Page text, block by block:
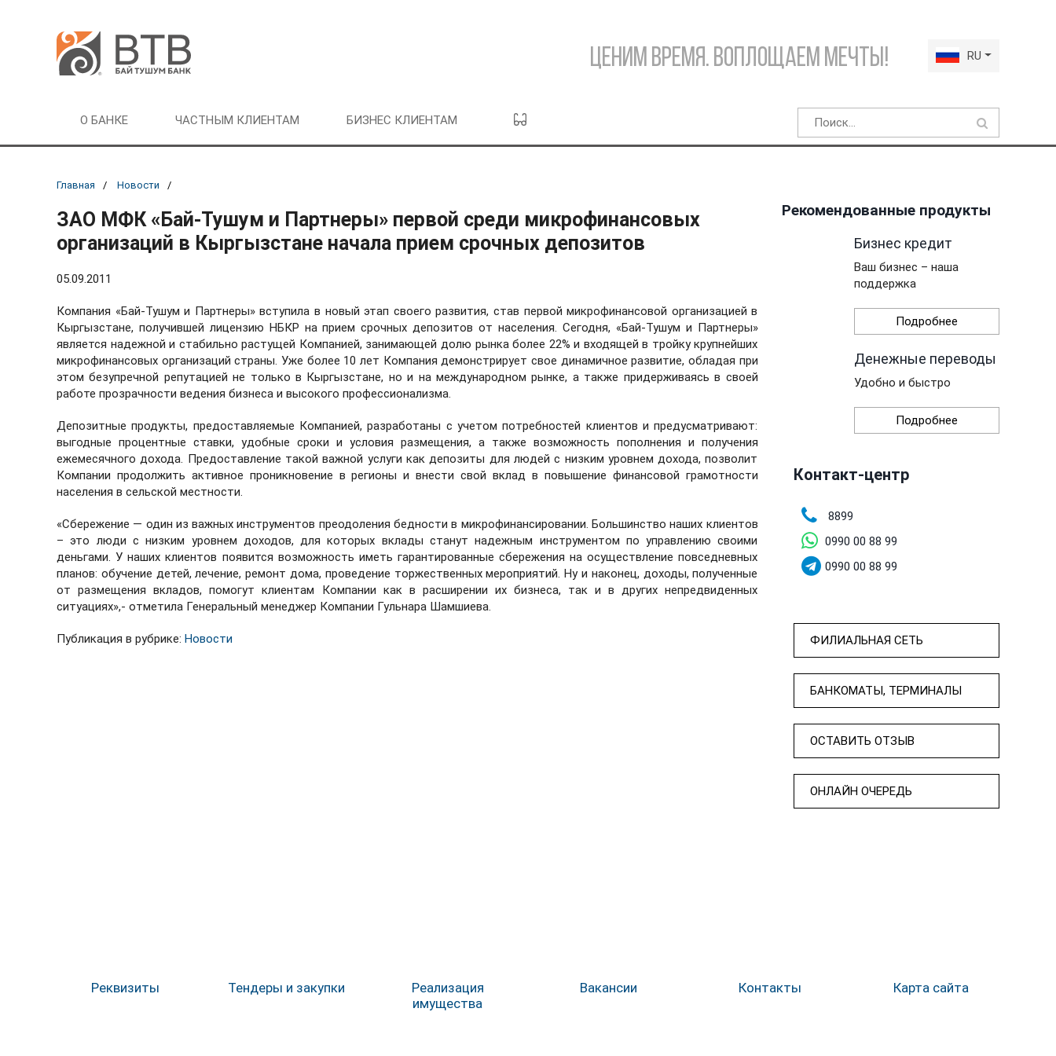
RU
Ценим время. Воплощаем мечты!
О БАНКЕ ЧАСТНЫМ КЛИЕНТАМ БИЗНЕС КЛИЕНТАМ
Главная Новости
ЗАО МФК «Бай-Тушум и Партнеры» первой среди микрофинансовых
организаций в Кыргызстане начала прием срочных депозитов
05.09.2011
Компания «Бай-Тушум и Партнеры» вступила в новый этап своего развития, став первой микрофинансовой организацией в
Кыргызстане, получившей лицензию НБКР на прием срочных депозитов от населения. Сегодня, «Бай-Тушум и Партнеры»
является надежной и стабильно растущей Компанией, занимающей долю рынка более 22% и входящей в тройку крупнейших
микрофинансовых организаций страны. Уже более 10 лет Компания демонстрирует свое динамичное развитие, обладая при
этом безупречной репутацией не только в Кыргызстане, но и на международном рынке, а также придерживаясь в своей
работе прозрачности ведения бизнеса и высокого профессионализма.
Депозитные продукты, предоставляемые Компанией, разработаны с учетом потребностей клиентов и предусматривают:
выгодные процентные ставки, удобные сроки и условия размещения, а также возможность пополнения и получения
ежемесячного дохода. Предоставление такой важной услуги как депозиты для людей с низким уровнем дохода, позволит
Компании продолжить активное проникновение в регионы и внести свой вклад в повышение финансовой грамотности
населения в сельской местности.
«Сбережение — один из важных инструментов преодоления бедности в микрофинансировании. Большинство наших клиентов
– это люди с низким уровнем доходов, для которых вклады станут надежным инструментом по управлению своими
деньгами. У наших клиентов появится возможность иметь гарантированные сбережения на осуществление повседневных
планов: обучение детей, лечение, ремонт дома, проведение торжественных мероприятий. Ну и наконец, доходы, полученные
от размещения вкладов, помогут клиентам Компании как в расширении их бизнеса, так и в других непредвиденных
ситуациях»,- отметила Генеральный менеджер Компании Гульнара Шамшиева.
Публикация в рубрике: Новости
Рекомендованные продукты
Бизнес кредит
Ваш бизнес – наша
поддержка
Подробнее
Денежные переводы
Удобно и быстро
Подробнее
Контакт-центр
8899
0990 00 88 99
0990 00 88 99
ФИЛИАЛЬНАЯ СЕТЬ
БАНКОМАТЫ, ТЕРМИНАЛЫ
ОСТАВИТЬ ОТЗЫВ
ОНЛАЙН ОЧЕРЕДЬ
Реквизиты Тендеры и закупки
Реализация
имущества
Вакансии Контакты Карта сайта